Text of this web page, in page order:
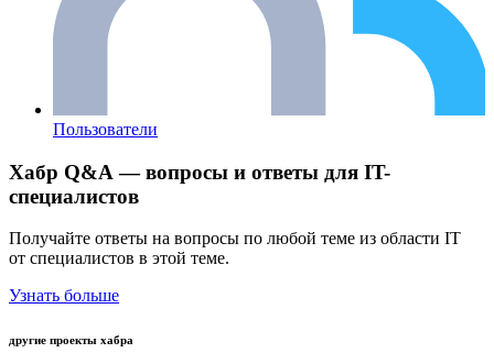
Пользователи
Хабр Q&A — вопросы и ответы для IT-
специалистов
Получайте ответы на вопросы по любой теме из области IT
от специалистов в этой теме.
Узнать больше
другие проекты хабра